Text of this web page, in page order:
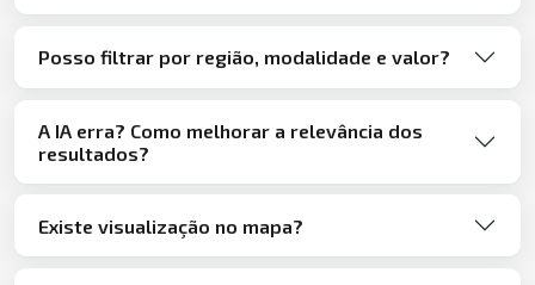
Posso filtrar por região, modalidade e valor?
A IA erra? Como melhorar a relevância dos
resultados?
Existe visualização no mapa?